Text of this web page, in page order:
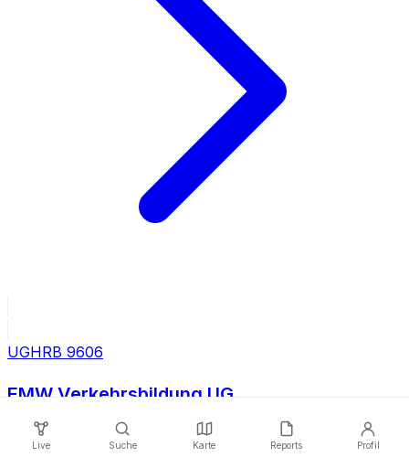
UGHRB 9606
EMW Verkehrsbildung UG
Live Suche Karte Reports Profil